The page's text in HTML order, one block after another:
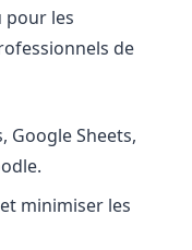
pour les
de
Google Sheets,
minimiser les